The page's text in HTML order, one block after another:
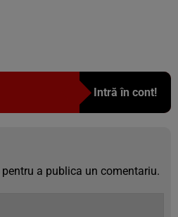
Intră în cont!
pentru a publica un comentariu.